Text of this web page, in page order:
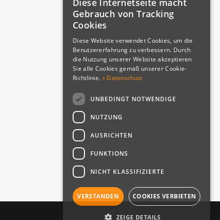
RESTING PLACES - A collection of Warhammer Horror stories
Diese Internetseite macht
Gebrauch von Tracking
Cookies
Diese Website verwendet Cookies, um die
Benutzererfahrung zu verbessern. Durch
die Nutzung unserer Website akzeptieren
Sie alle Cookies gemäß unserer Cookie-
Richtlinie. » Datenschutz
UNBEDINGT NOTWENDIGE
NUTZUNG
AUSRICHTEN
FUNKTIONS
NICHT KLASSIFIZIERTE
VERSTANDEN COOKIES VERBIETEN
ZEIGE DETAILS